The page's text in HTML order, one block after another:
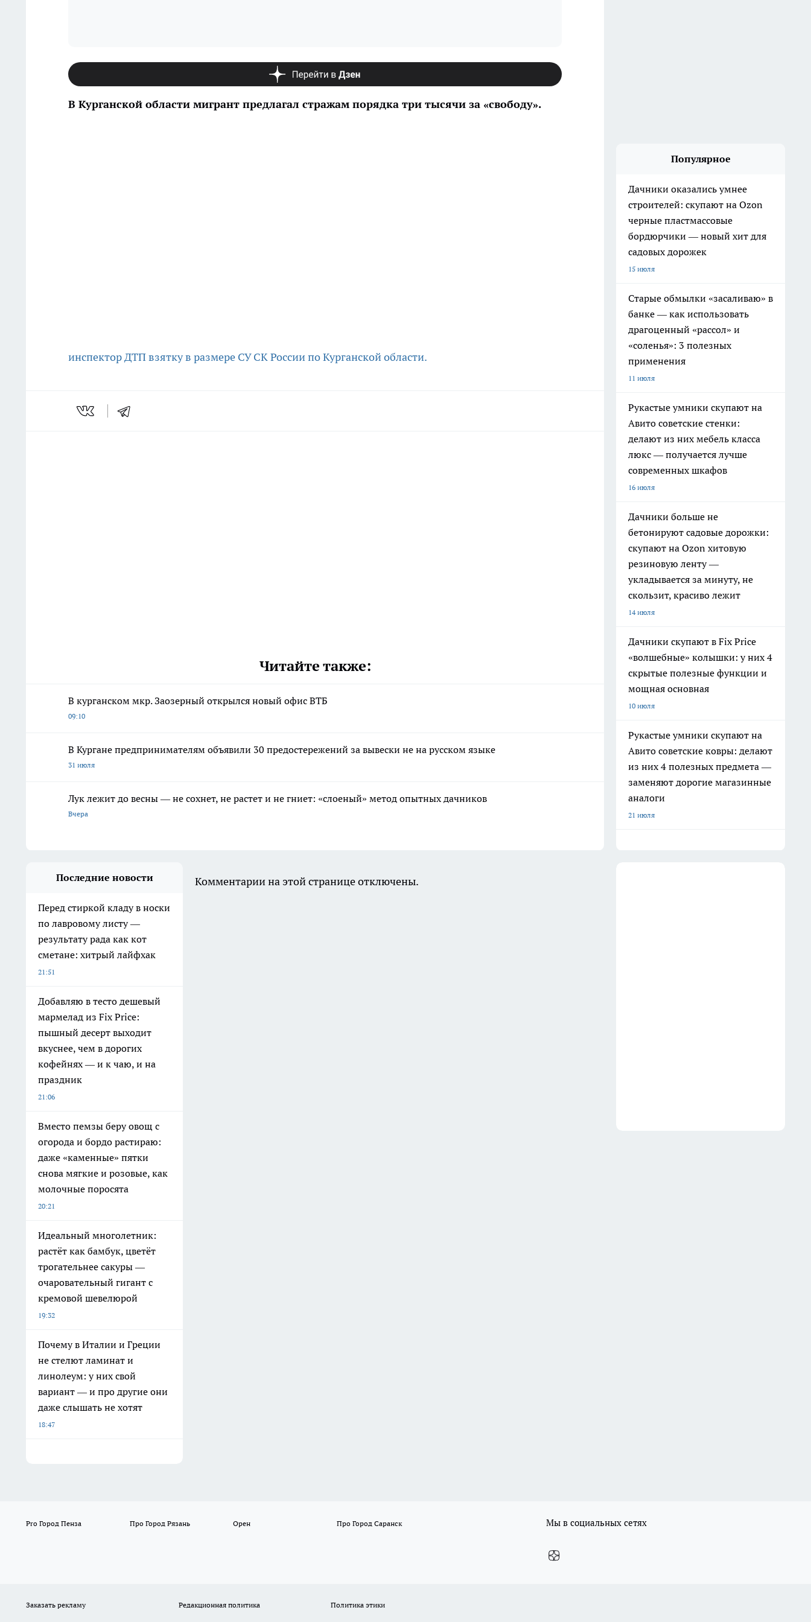
В Курганской области мигрант предлагал стражам порядка три тысячи за «свободу».
инспектор ДТПвзятку в размере СУ СК России по Курганской области.
Читайте также:
В курганском мкр. Заозерный открылся новый офис ВТБ
09:10
В Кургане предпринимателям объявили 30 предостережений за вывески не на русском языке
31 июля
Лук лежит до весны — не сохнет, не растет и не гниет: «слоеный» метод опытных дачников
Вчера
Популярное
Дачники оказались умнее
строителей: скупают на Ozon
черные пластмассовые
бордюрчики — новый хит для
садовых дорожек
15 июля
Старые обмылки «засаливаю» в
банке — как использовать
драгоценный «рассол» и
«соленья»: 3 полезных
применения
11 июля
Рукастые умники скупают на
Авито советские стенки:
делают из них мебель класса
люкс — получается лучше
современных шкафов
16 июля
Дачники больше не
бетонируют садовые дорожки:
скупают на Ozon хитовую
резиновую ленту —
укладывается за минуту, не
скользит, красиво лежит
14 июля
Дачники скупают в Fix Price
«волшебные» колышки: у них 4
скрытые полезные функции и
мощная основная
10 июля
Рукастые умники скупают на
Авито советские ковры: делают
из них 4 полезных предмета —
заменяют дорогие магазинные
аналоги
21 июля
Последние новости
Перед стиркой кладу в носки
по лавровому листу —
результату рада как кот
сметане: хитрый лайфхак
21:51
Добавляю в тесто дешевый
мармелад из Fix Price:
пышный десерт выходит
вкуснее, чем в дорогих
кофейнях — и к чаю, и на
праздник
21:06
Вместо пемзы беру овощ с
огорода и бордо растираю:
даже «каменные» пятки
снова мягкие и розовые, как
молочные поросята
20:21
Идеальный многолетник:
растёт как бамбук, цветёт
трогательнее сакуры —
очаровательный гигант с
кремовой шевелюрой
19:32
Почему в Италии и Греции
не стелют ламинат и
линолеум: у них свой
вариант — и про другие они
даже слышать не хотят
18:47
Комментарии на этой странице отключены.
Pro Город Пенза Про Город Рязань Орен Про Город Саранск Мы в социальных сетях
Заказать рекламу Редакционная политика Политика этики